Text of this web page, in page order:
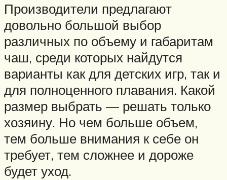
Производители предлагают
довольно большой выбор
различных по объему и габаритам
чаш, среди которых найдутся
варианты как для детских игр, так и
для полноценного плавания. Какой
размер выбрать — решать только
хозяину. Но чем больше объем,
тем больше внимания к себе он
требует, тем сложнее и дороже
будет уход.